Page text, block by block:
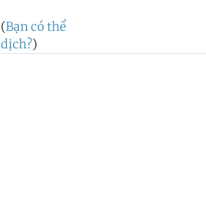
(Bạn có thể
dịch?)